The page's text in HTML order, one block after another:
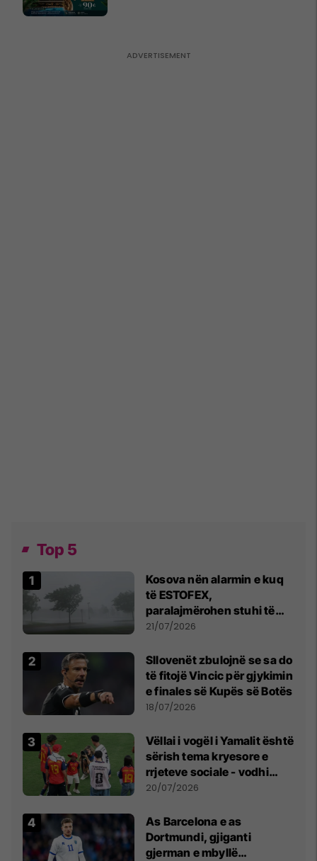
Top 5
Kosova nën alarmin e kuq
të ESTOFEX,
paralajmërohen stuhi të
fuqishme me breshër dhe
21/07/2026
Sllovenët zbulojnë se sa do
të fitojë Vincic për gjykimin
e finales së Kupës së Botës
18/07/2026
Vëllai i vogël i Yamalit është
sërish tema kryesore e
rrjeteve sociale - vodhi
vëmendjen pas finales së
20/07/2026
As Barcelona e as
Dortmundi, gjiganti
gjerman e mbyllë